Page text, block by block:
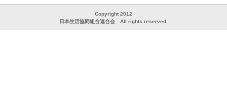
Copyright 2012
日本生活協同組合連合会 All rights reserved.